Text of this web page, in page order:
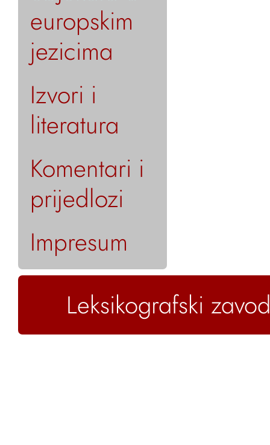
europskim
jezicima
Izvori i
literatura
Komentari i
prijedlozi
Impresum
Leksikografski